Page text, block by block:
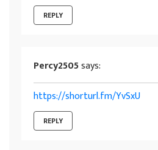
REPLY
Percy2505says:
https://shorturl.fm/YvSxU
REPLY